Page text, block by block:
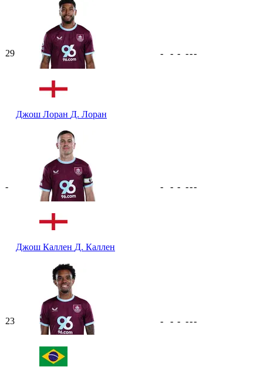
29
Джош Лоран Д. Лоран
- - - ---
-
Джош Каллен Д. Каллен
- - - ---
23 - - - ---